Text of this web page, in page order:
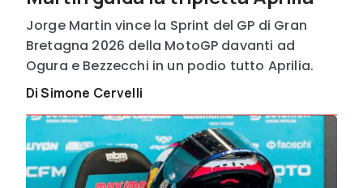
Jorge Martin vince la Sprint del GP di Gran
Bretagna 2026 della MotoGP davanti ad
Ogura e Bezzecchi in un podio tutto Aprilia.
Di Simone Cervelli